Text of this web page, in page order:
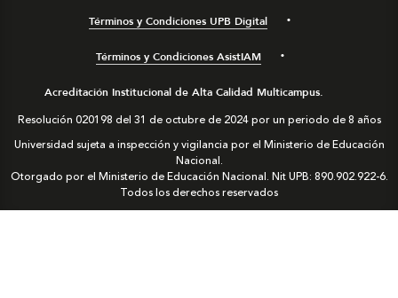
Términos y Condiciones UPB Digital
Términos y Condiciones AsistIAM
Acreditación Institucional de Alta Calidad Multicampus.
Resolución 020198 del 31 de octubre de 2024 por un periodo de 8 años
Universidad sujeta a inspección y vigilancia por el Ministerio de Educación
Nacional.
Otorgado por el Ministerio de Educación Nacional. Nit UPB: 890.902.922-6.
Todos los derechos reservados